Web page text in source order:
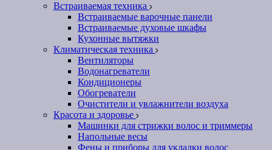
Встраиваемая техника
Встраиваемые варочные панели
Встраиваемые духовые шкафы
Кухонные вытяжки
Климатическая техника
Вентиляторы
Водонагреватели
Кондиционеры
Обогреватели
Очистители и увлажнители воздуха
Красота и здоровье
Машинки для стрижки волос и триммеры
Напольные весы
Фены и приборы для укладки волос